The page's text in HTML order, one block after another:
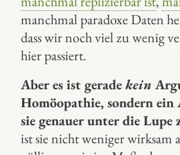
manchmal paradoxe Daten
dass wir noch viel zu wenig
hier passiert.
Aber es ist geradekein
Homöopathie, sondern
sie genauer unter die Lupe
ist sie nicht weniger wirksam